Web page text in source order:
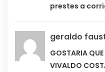
prestes a
geraldo
GOSTARIA
VIVALDO